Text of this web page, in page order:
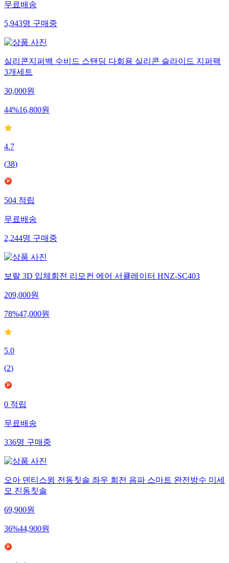
무료배송
5,943명구매중
실리콘지퍼백 수비드 스탠딩 다회용 실리콘 슬라이드 지퍼팩
3개세트
30,000원
44%16,800원
4.7
(38)
504적립
무료배송
2,244명구매중
보랄 3D 입체회전 리모컨 에어 서큘레이터 HNZ-SC403
209,000원
78%47,000원
5.0
(2)
0적립
무료배송
336명구매중
오아 덴티스윙 전동칫솔 좌우 회전 음파 스마트 완전방수 미세
모 진동칫솔
69,900원
36%44,900원